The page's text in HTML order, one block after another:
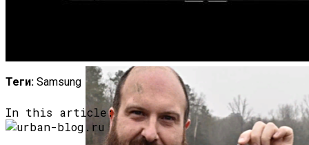
Теги: Samsung
In this article: